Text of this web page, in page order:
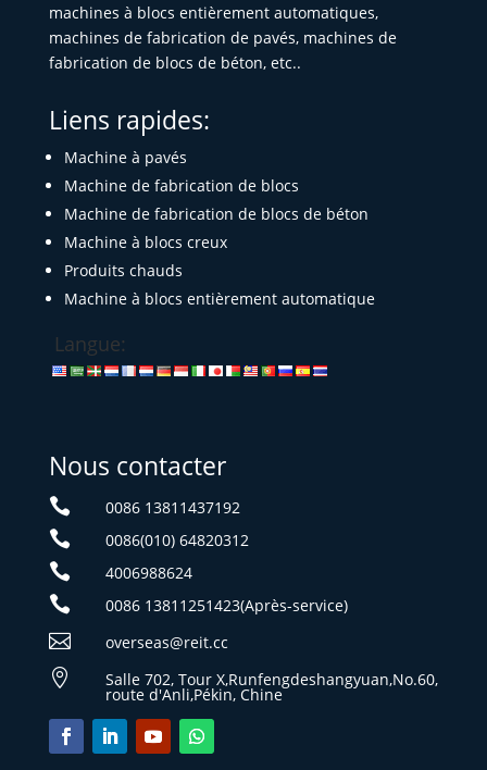
machines à blocs entièrement automatiques,
machines de fabrication de pavés, machines de
fabrication de blocs de béton, etc..
Liens rapides:
Machine à pavés
Machine de fabrication de blocs
Machine de fabrication de blocs de béton
Machine à blocs creux
Produits chauds
Machine à blocs entièrement automatique
Langue:
Nous contacter
 0086 13811437192
 0086(010) 64820312
 4006988624
 0086 13811251423(Après-service)
 overseas@reit.cc
 Salle 702, Tour X,Runfengdeshangyuan,No.60,
route d'Anli,Pékin, Chine